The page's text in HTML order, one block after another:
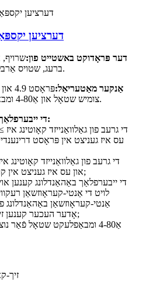
דערציען
דער פּראָדוקט באשטייט פון:שרויף,
ברעג, שטויס אַרבל, גאַסקאַט, נוס.
אַנקער מאַטעריאַל:
צומיש שטאָל און אַ4-80 ומבאַפלעקט שטאָל.
די ייבערפלאַך איז גאַלוואַנייזד:
עס איז געניצט אין פּראָסט
און עס איז געניצט אין קעראָוסיוו סוויווע;
די ייבערפלאַך באַהאַנדלונג קענען
לויט די אַנטי-קעראָוזשאַן
אַנטי-קעראָוזשאַן באַהאַנדלונג
אָדער העכער קענען זיין דורכגעקאָכט;
אַ4-80 ומבאַפלעקט שטאָל פֿאַר